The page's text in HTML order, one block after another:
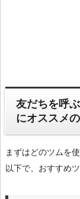
友だちを呼
にオススメ
まずはどのツムを
以下で、おすすめ